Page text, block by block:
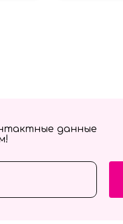
данные